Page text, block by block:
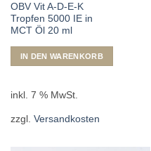
OBV Vit A-D-E-K
Tropfen 5000 IE in
MCT Öl 20 ml
IN DEN WARENKORB
inkl. 7 % MwSt.
zzgl. Versandkosten